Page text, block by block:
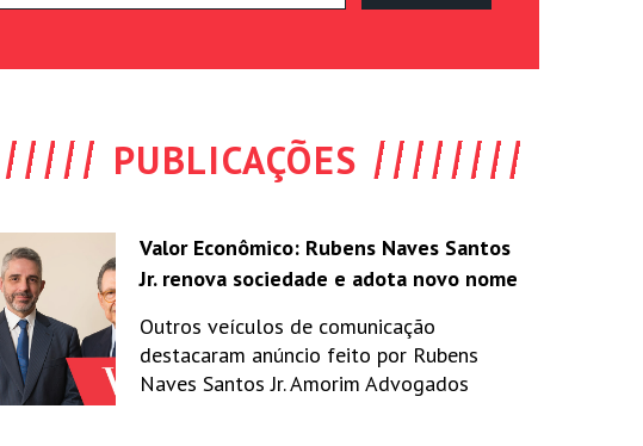
PUBLICAÇÕES
Valor Econômico: Rubens Naves Santos
Jr. renova sociedade e adota novo nome
Outros veículos de comunicação
destacaram anúncio feito por Rubens
Naves Santos Jr. Amorim Advogados